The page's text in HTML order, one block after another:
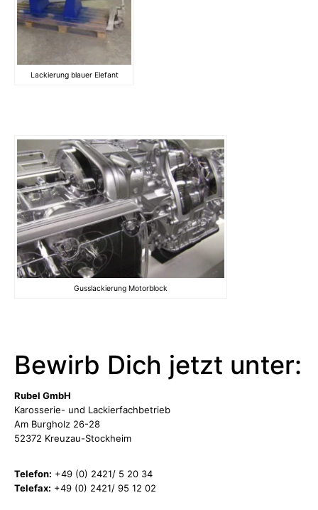
Lackierung blauer Elefant
Gusslackierung Motorblock
Bewirb Dich jetzt unter:
Rubel GmbH
Karosserie- und Lackierfachbetrieb
Am Burgholz 26-28
52372 Kreuzau-Stockheim
Telefon: +49 (0) 2421/ 5 20 34
Telefax: +49 (0) 2421/ 95 12 02